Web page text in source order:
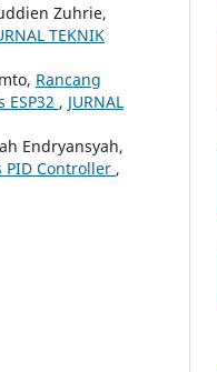
Zuhrie,
TEKNIK
Rancang
, JURNAL
Endryansyah,
PID Controller ,